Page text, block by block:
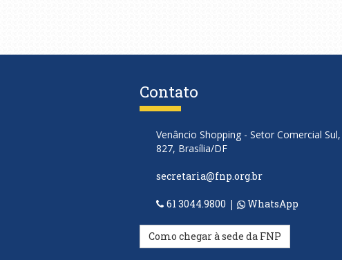
Contato
Venâncio Shopping - Setor Comercial
827, Brasília/DF
secretaria@fnp.org.br
61 3044.9800 | WhatsApp
Como chegar à sede da FNP